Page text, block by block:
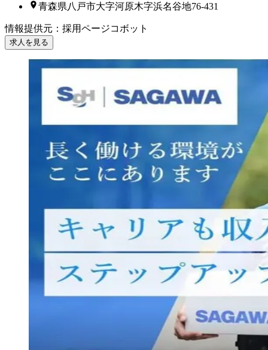
青森県八戸市大字河原木字浜名谷地76-431
情報提供元 ： 採用ページコボット
求人を見る